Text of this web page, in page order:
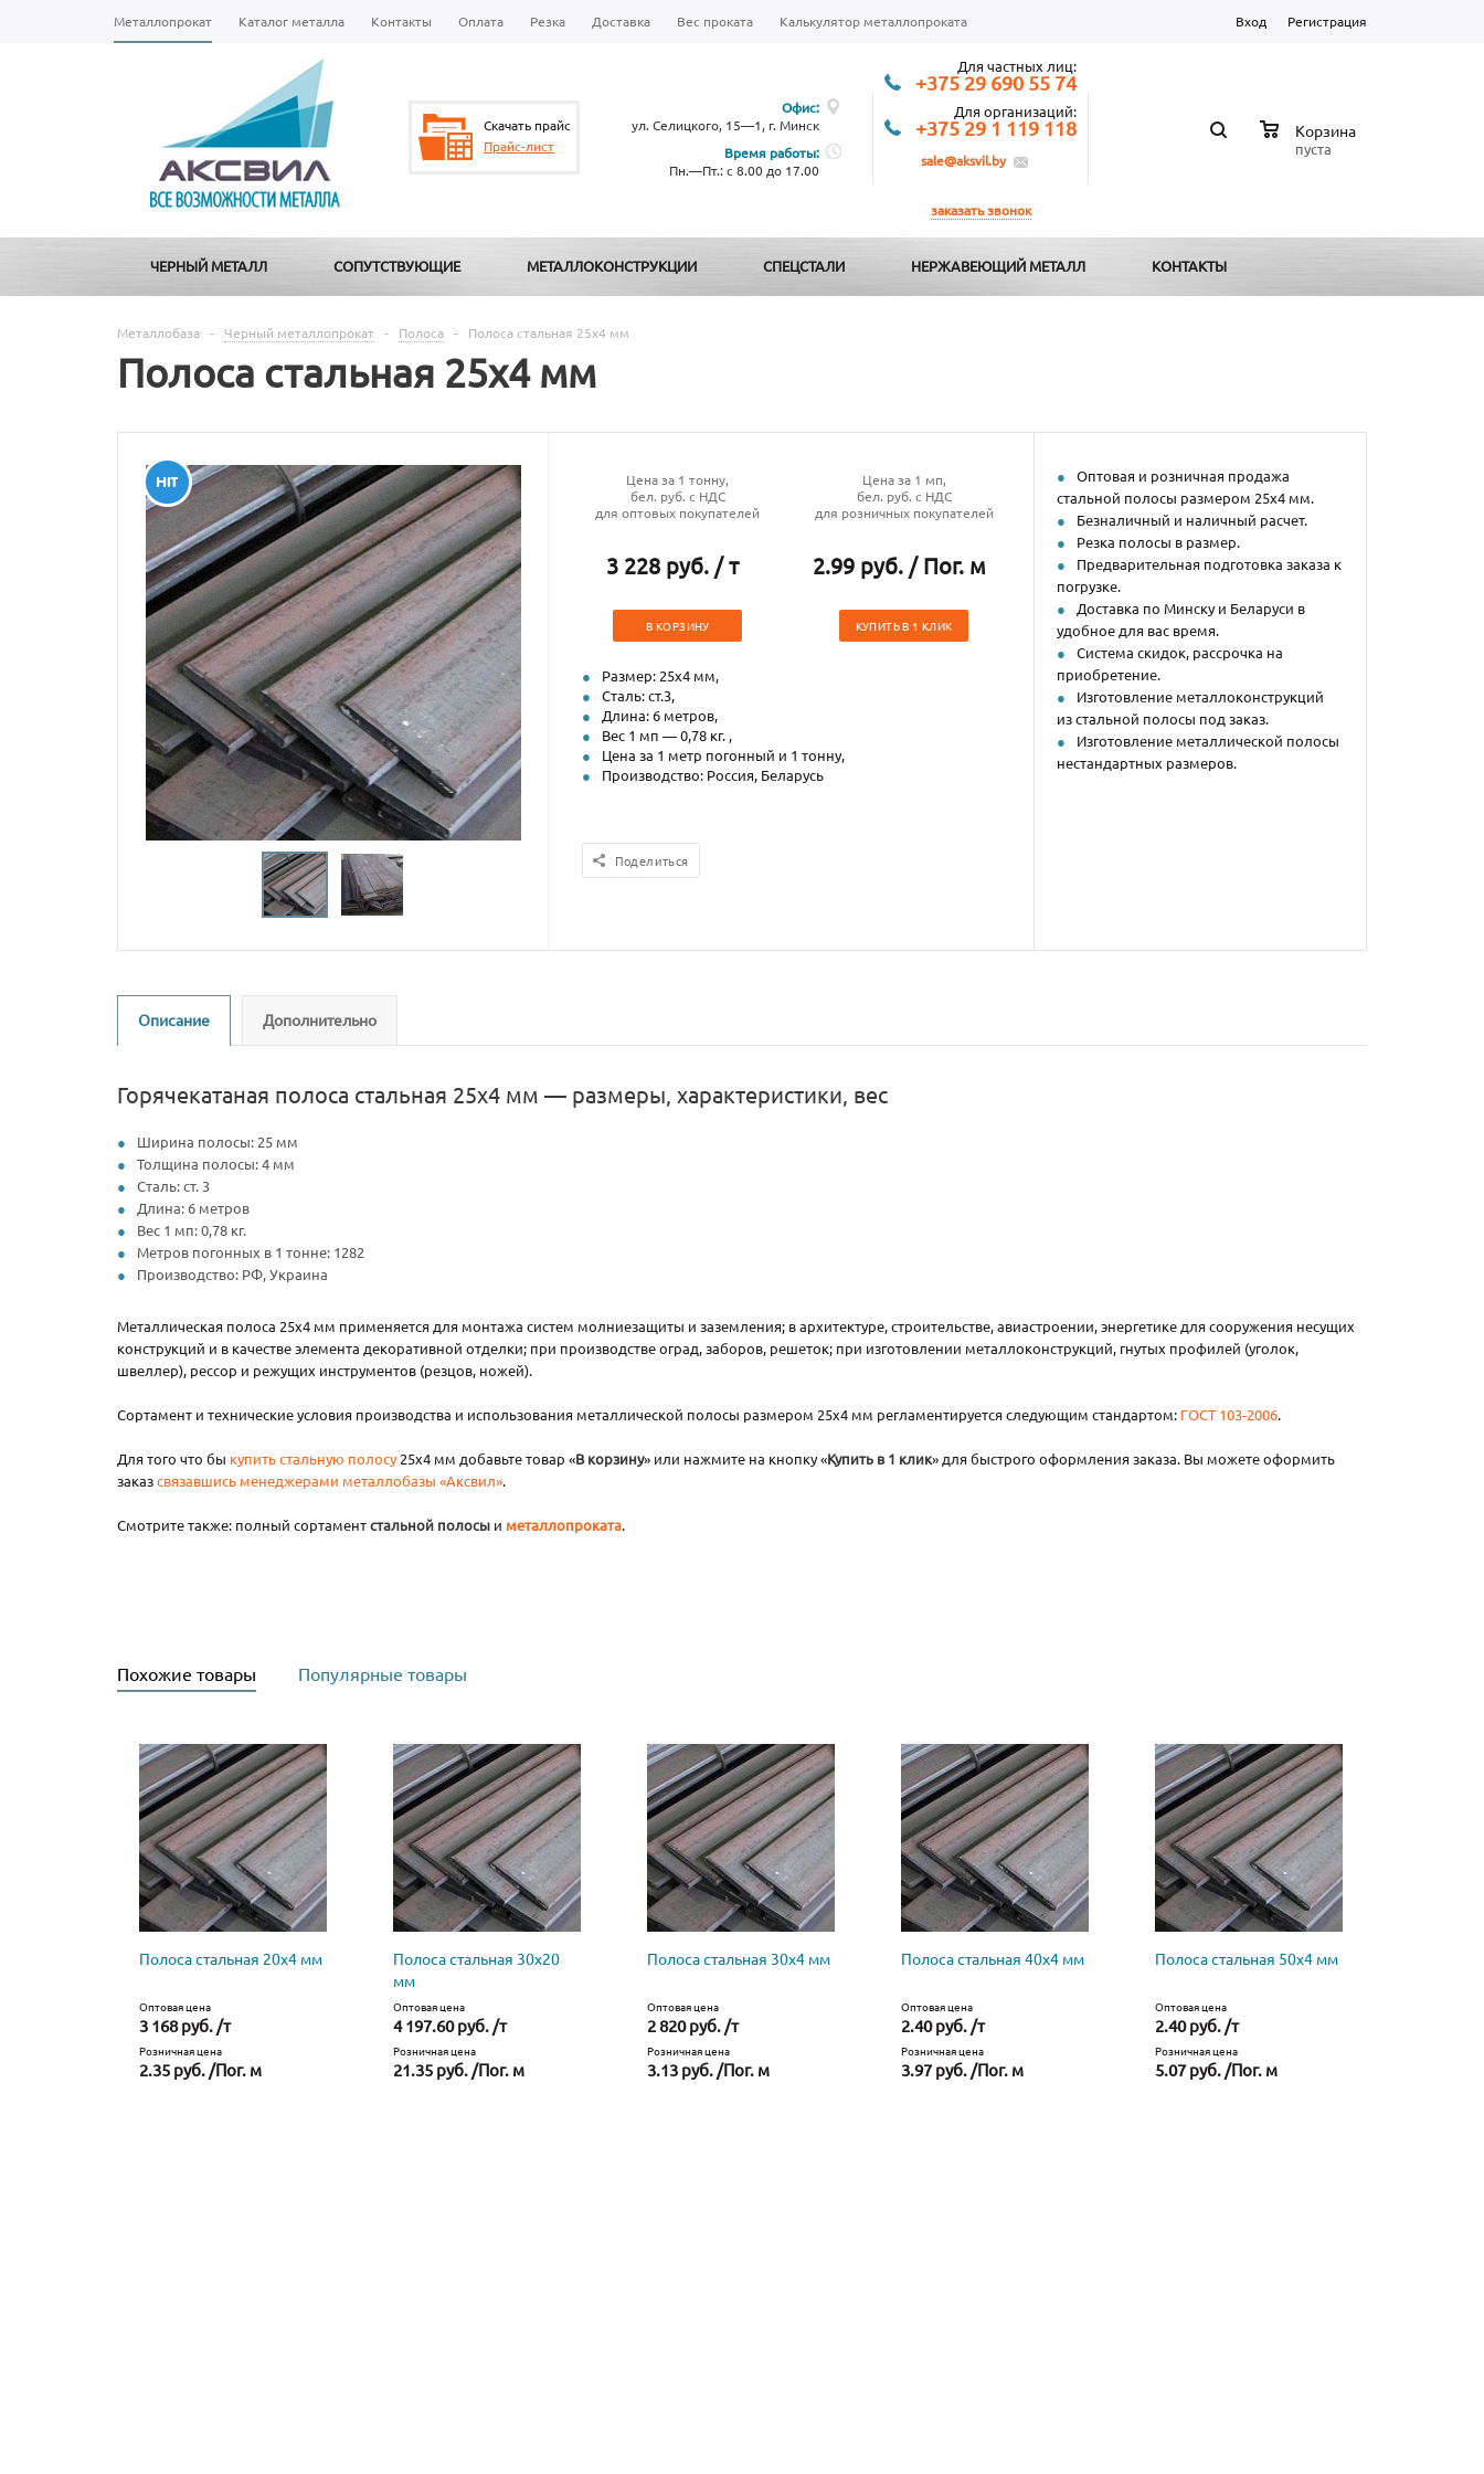
Металлопрокат Каталог металла Контакты Оплата Резка Доставка Вес проката Калькулятор металлопроката Вход Регистрация
Скачать прайс
Прайс-лист
Офис:
ул. Селицкого, 15—1, г. Минск
Время работы:
Пн.—Пт.: с 8.00 до 17.00
Для частных лиц:
+375 29 690 55 74
Для организаций:
+375 29 1 119 118
sale@aksvil.by
заказать звонок
Корзина
пуста
ЧЕРНЫЙ МЕТАЛЛ СОПУТСТВУЮЩИЕ МЕТАЛЛОКОНСТРУКЦИИ СПЕЦСТАЛИ НЕРЖАВЕЮЩИЙ МЕТАЛЛ КОНТАКТЫ
Металлобаза - Черный металлопрокат - Полоса - Полоса стальная 25х4 мм
Полоса стальная 25х4 мм
Цена за 1 тонну,
бел. руб. с НДС
для оптовых покупателей
3 228 руб. / т
Цена за 1 мп,
бел. руб. с НДС
для розничных покупателей
2.99 руб. / Пог. м
В КОРЗИНУ КУПИТЬ В 1 КЛИК
Размер: 25х4 мм,
Сталь: ст.3,
Длина: 6 метров,
Вес 1 мп — 0,78 кг. ,
Цена за 1 метр погонный и 1 тонну,
Производство: Россия, Беларусь
Поделиться
Оптовая и розничная продажа
стальной полосы размером 25х4 мм.
Безналичный и наличный расчет.
Резка полосы в размер.
Предварительная подготовка заказа к
погрузке.
Доставка по Минску и Беларуси в
удобное для вас время.
Система скидок, рассрочка на
приобретение.
Изготовление металлоконструкций
из стальной полосы под заказ.
Изготовление металлической полосы
нестандартных размеров.
Описание Дополнительно
Горячекатаная полоса стальная 25х4 мм — размеры, характеристики, вес
Ширина полосы: 25 мм
Толщина полосы: 4 мм
Сталь: ст. 3
Длина: 6 метров
Вес 1 мп: 0,78 кг.
Метров погонных в 1 тонне: 1282
Производство: РФ, Украина
Металлическая полоса 25х4 мм применяется для монтажа систем молниезащиты и заземления; в архитектуре, строительстве, авиастроении, энергетике для сооружения несущих
конструкций и в качестве элемента декоративной отделки; при производстве оград, заборов, решеток; при изготовлении металлоконструкций, гнутых профилей (уголок,
швеллер), рессор и режущих инструментов (резцов, ножей).
Сортамент и технические условия производства и использования металлической полосы размером 25х4 мм регламентируется следующим стандартом: ГОСТ 103-2006.
Для того что бы купить стальную полосу25х4 мм добавьте товар «В корзину» или нажмите на кнопку «Купить в 1 клик» для быстрого оформления заказа. Вы можете оформить
заказсвязавшись менеджерами металлобазы «Аксвил».
Смотрите также: полный сортаментстальной полосы и металлопроката.
Похожие товары Популярные товары
Полоса стальная 20х4 мм
Оптовая цена
3 168 руб. /т
Розничная цена
2.35 руб. /Пог. м
Полоса стальная 30х20
мм
Оптовая цена
4 197.60 руб. /т
Розничная цена
21.35 руб. /Пог. м
Полоса стальная 30х4 мм
Оптовая цена
2 820 руб. /т
Розничная цена
3.13 руб. /Пог. м
Полоса стальная 40х4 мм
Оптовая цена
2.40 руб. /т
Розничная цена
3.97 руб. /Пог. м
Полоса стальная 50х4 мм
Оптовая цена
2.40 руб. /т
Розничная цена
5.07 руб. /Пог. м